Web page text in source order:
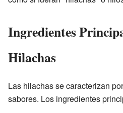
Ingredientes
Hilachas
Las hilachas se caracterizan
sabores. Los ingredientes